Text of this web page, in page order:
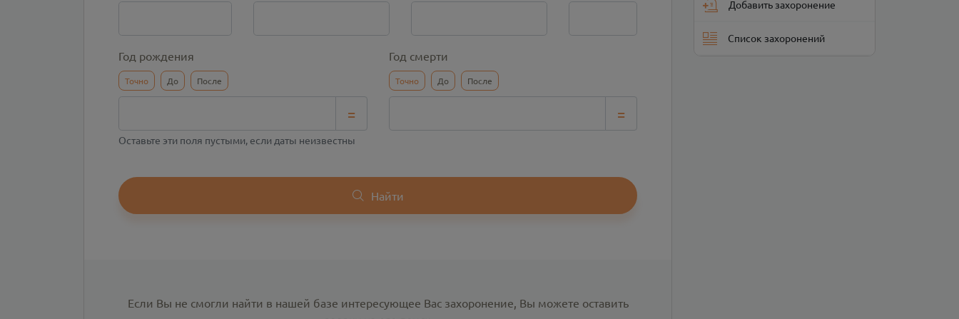
Год рождения
Точно До После
=
Год смерти
Точно До После
=
Оставьте эти поля пустыми, если даты неизвестны
Найти
Если Вы не смогли найти в нашей базе интересующее Вас захоронение, Вы можете оставить
Добавить захоронение
Список захоронений